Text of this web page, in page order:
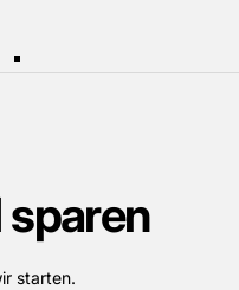
sparen
starten.